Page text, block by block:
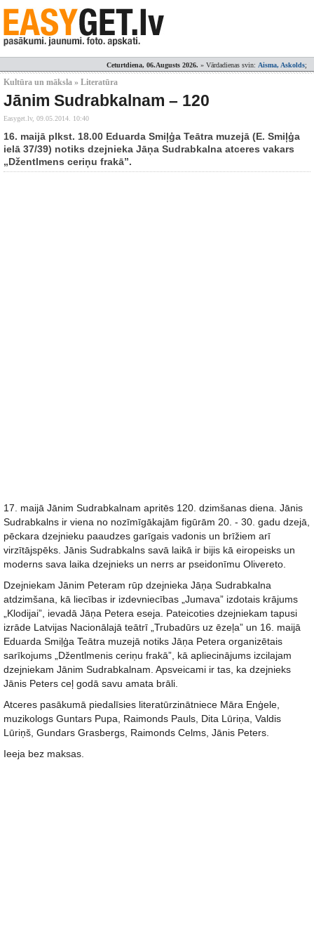
Ceturtdiena, 06.Augusts 2026. » Vārdadienas svin: Aisma, Askolds;
Kultūra un māksla » Literatūra
Jānim Sudrabkalnam – 120
Easyget.lv, 09.05.2014. 10:40
16. maijā plkst. 18.00 Eduarda Smiļģa Teātra muzejā (E. Smiļģa
ielā 37/39) notiks dzejnieka Jāņa Sudrabkalna atceres vakars
„Džentlmens ceriņu frakā”.
17. maijā Jānim Sudrabkalnam apritēs 120. dzimšanas diena. Jānis
Sudrabkalns ir viena no nozīmīgākajām figūrām 20. - 30. gadu dzejā,
pēckara dzejnieku paaudzes garīgais vadonis un brīžiem arī
virzītājspēks. Jānis Sudrabkalns savā laikā ir bijis kā eiropeisks un
moderns sava laika dzejnieks un nerrs ar pseidonīmu Olivereto.
Dzejniekam Jānim Peteram rūp dzejnieka Jāņa Sudrabkalna
atdzimšana, kā liecības ir izdevniecības „Jumava” izdotais krājums
„Klodijai”, ievadā Jāņa Petera eseja. Pateicoties dzejniekam tapusi
izrāde Latvijas Nacionālajā teātrī „Trubadūrs uz ēzeļa” un 16. maijā
Eduarda Smiļģa Teātra muzejā notiks Jāņa Petera organizētais
sarīkojums „Džentlmenis ceriņu frakā”, kā apliecinājums izcilajam
dzejniekam Jānim Sudrabkalnam. Apsveicami ir tas, ka dzejnieks
Jānis Peters ceļ godā savu amata brāli.
Atceres pasākumā piedalīsies literatūrzinātniece Māra Enģele,
muzikologs Guntars Pupa, Raimonds Pauls, Dita Lūriņa, Valdis
Lūriņš, Gundars Grasbergs, Raimonds Celms, Jānis Peters.
Ieeja bez maksas.